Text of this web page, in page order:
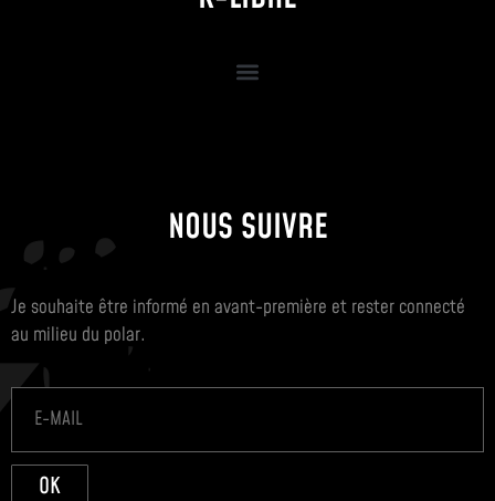
NOUS SUIVRE
Je souhaite être informé en avant-première et rester connecté
au milieu du polar.
OK